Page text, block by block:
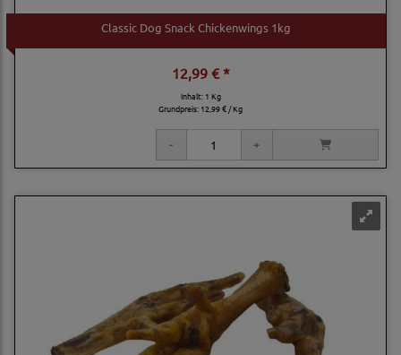
Classic Dog Snack Chickenwings 1kg
12,99 € *
Inhalt: 1 Kg
Grundpreis: 12,99 € / Kg